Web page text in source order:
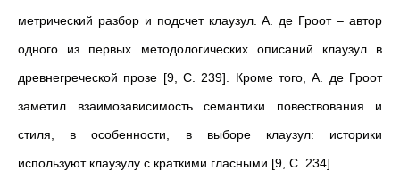
метрический разбор и подсчет клаузул. А. де Гроот – автор
одного из первых методологических описаний клаузул в
древнегреческой прозе [9, С. 239]. Кроме того, А. де Гроот
заметил взаимозависимость семантики повествования и
стиля, в особенности, в выборе клаузул: историки
используют клаузулу с краткими гласными [9, С. 234].